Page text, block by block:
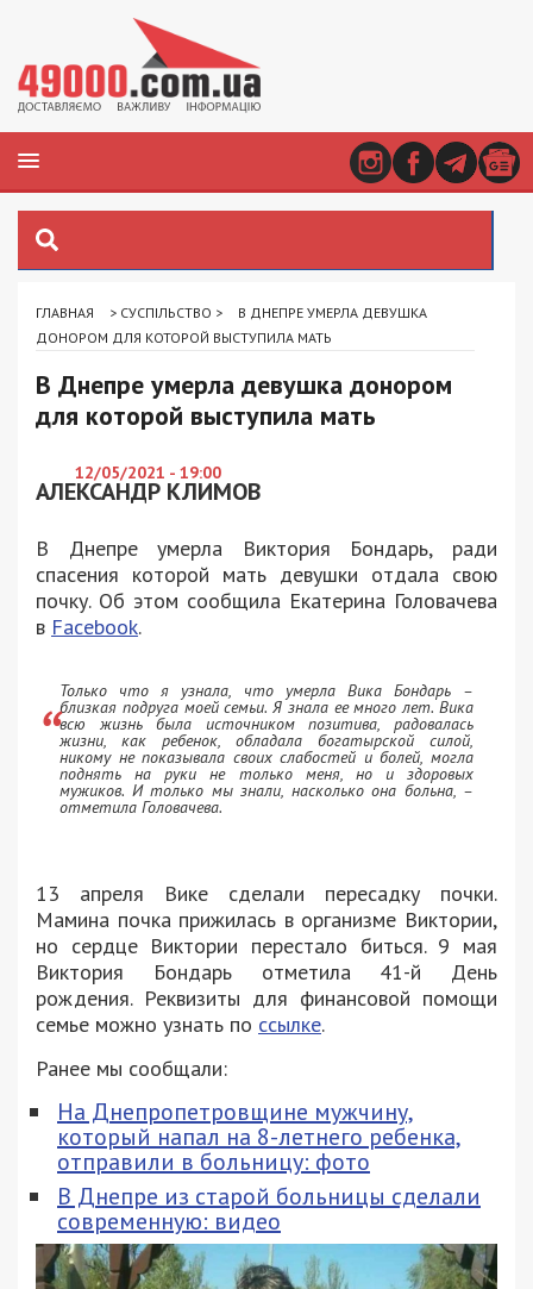
ГЛАВНАЯ > СУСПІЛЬСТВО >
В ДНЕПРЕ УМЕРЛА ДЕВУШКА
ДОНОРОМ ДЛЯ КОТОРОЙ ВЫСТУПИЛА МАТЬ
В Днепре умерла девушка донором
для которой выступила мать
12/05/2021 - 19:00
АЛЕКСАНДР КЛИМОВ
В Днепре умерла Виктория Бондарь, ради
спасения которой мать девушки отдала свою
почку. Об этом сообщила Екатерина Головачева
в Facebook.
Только что я узнала, что умерла Вика Бондарь –
близкая подруга моей семьи. Я знала ее много лет. Вика
всю жизнь была источником позитива, радовалась
жизни, как ребенок, обладала богатырской силой,
никому не показывала своих слабостей и болей, могла
поднять на руки не только меня, но и здоровых
мужиков. И только мы знали, насколько она больна, –
отметила Головачева.
13 апреля Вике сделали пересадку почки.
Мамина почка прижилась в организме Виктории,
но сердце Виктории перестало биться. 9 мая
Виктория Бондарь отметила 41-й День
рождения. Реквизиты для финансовой помощи
семье можно узнать по ссылке.
Ранее мы сообщали:
На Днепропетровщине мужчину,
который напал на 8-летнего ребенка,
отправили в больницу: фото
В Днепре из старой больницы сделали
современную: видео